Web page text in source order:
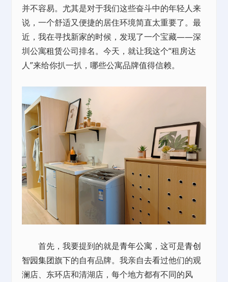
并不容易。尤其是对于我们这些奋斗中的年轻人来
说，一个舒适又便捷的居住环境简直太重要了。最
近，我在寻找新家的时候，发现了一个宝藏——深
圳公寓租赁公司排名。今天，就让我这个“租房达
人”来给你扒一扒，哪些公寓品牌值得信赖。
首先，我要提到的就是青年公寓 ，这可是青创
智园集团旗下的自有品牌。我亲自去看过他们的观
澜店、东环店和清湖店，每个地方都有不同的风